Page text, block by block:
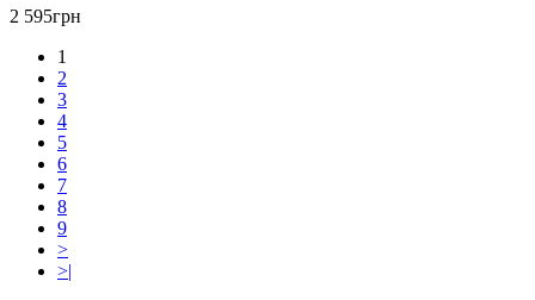
2 595грн
1
2
3
4
5
6
7
8
9
>
>|